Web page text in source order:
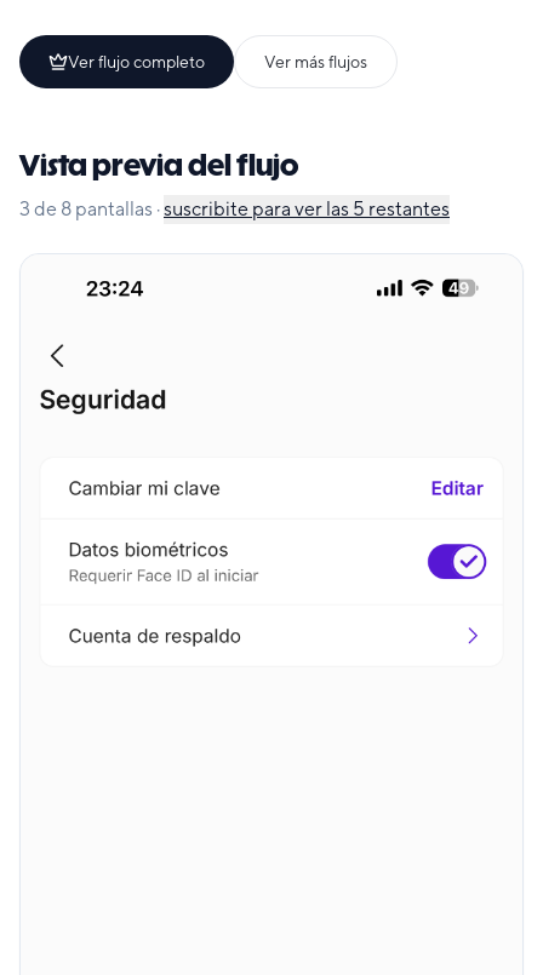
Ver flujo completo Ver más flujos
Vista previa del flujo
3 de 8 pantallas ·suscribite para ver las 5 restantes